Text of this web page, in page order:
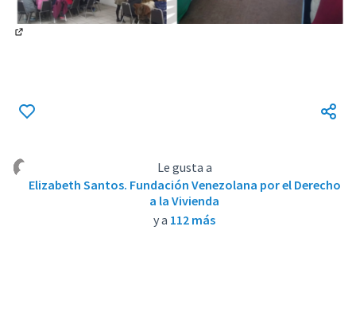
Le gusta a
Elizabeth Santos. Fundación Venezolana por el Derecho
a la Vivienda
y a
112 más